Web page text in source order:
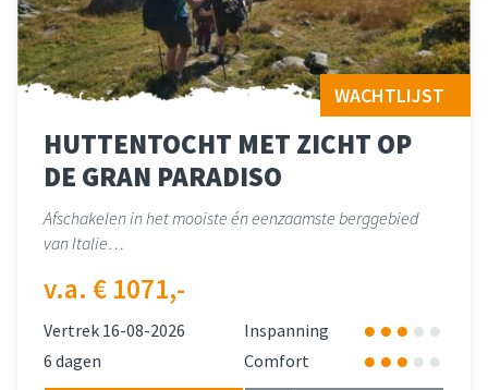
HUTTENTOCHT MET ZICHT OP
DE GRAN PARADISO
WACHTLIJST
Afschakelen in het mooiste én eenzaamste berggebied
van Italie…
v.a. € 1071,-
Vertrek 16-08-2026
Inspanning
6 dagen
Comfort